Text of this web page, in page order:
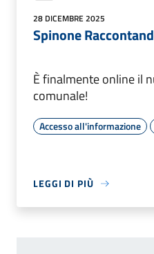
28 DICEMBRE 2025
Spinone
È finalmente online il
comunale!
Accesso all'informazione
LEGGI DI PIÙ